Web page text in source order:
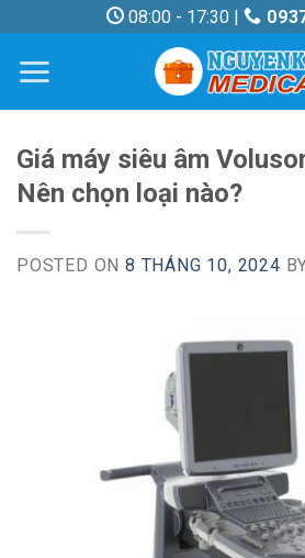
content
08:00 - 17:30 |
Giá máy siêu âm
Nên chọn loại nào?
POSTED ON8 THÁNG 10, 2024